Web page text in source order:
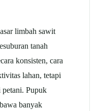
limbah sawit
tanah
konsisten, cara
lahan, tetapi
Pupuk
banyak